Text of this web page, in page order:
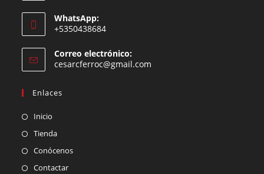
WhatsApp:
+5350438684
Correo electrónico:
cesarcferroc@gmail.com
Enlaces
Inicio
Tienda
Conócenos
Contactar